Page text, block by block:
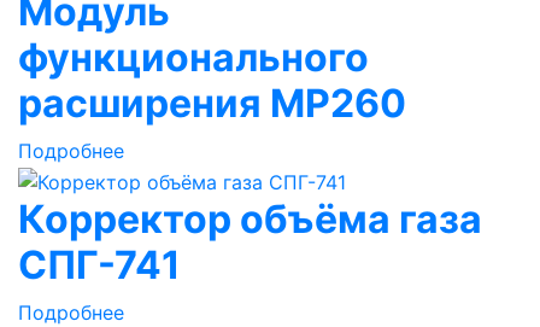
Модуль
функционального
расширения МР260
Подробнее
Корректор объёма газа
СПГ-741
Подробнее